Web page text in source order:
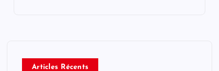
Articles Récents